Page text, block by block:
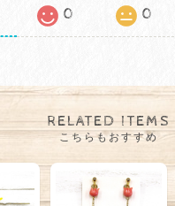
0 0
RELATED ITEMS
こちらもおすすめ